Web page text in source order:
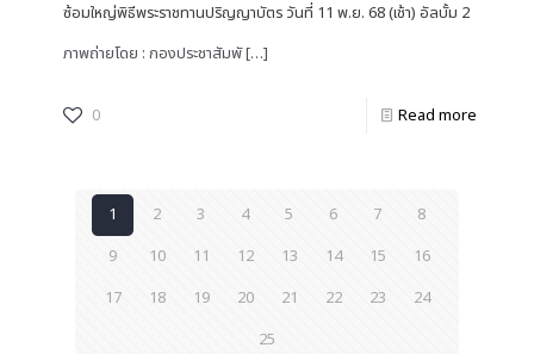
ซ้อมใหญ่พิธีพระราชทานปริญญาบัตร วันที่ 11 พ.ย. 68 (เช้า) อัลบั้ม 2
ภาพถ่ายโดย : กองประชาสัมพั[…]
0 Read more
1 2 3 4 5 6 7
8
9
10 11 12 13 14 15
16
17
18 19 20 21 22 23
24
25